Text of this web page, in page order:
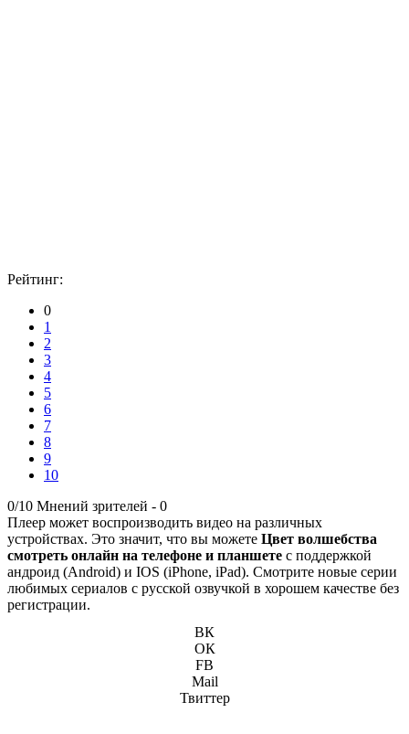
Рейтинг:
0
1
2
3
4
5
6
7
8
9
10
0/10 Мнений зрителей - 0
Плеер может воспроизводить видео на различных
устройствах. Это значит, что вы можете Цвет волшебства
смотреть онлайн на телефоне и планшете с поддержкой
андроид (Android) и IOS (iPhone, iPad). Смотрите новые серии
любимых сериалов с русской озвучкой в хорошем качестве без
регистрации.
ВК
ОК
FB
Mail
Твиттер